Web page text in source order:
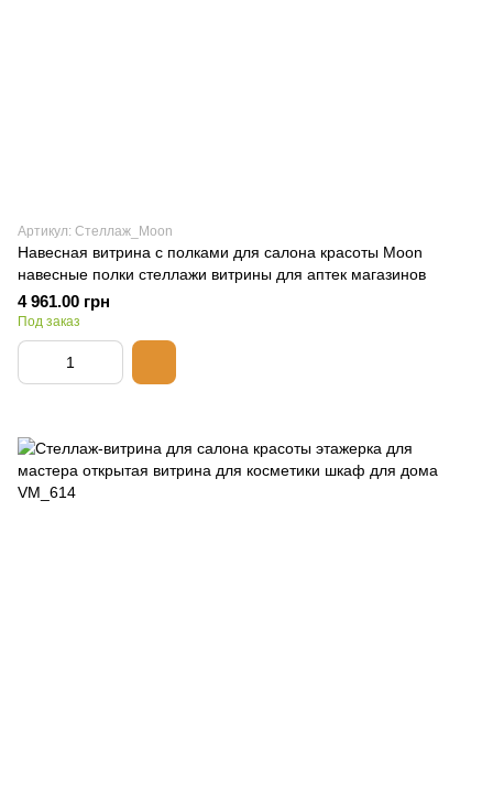
Артикул: Стеллаж_Moon
Навесная витрина с полками для салона красоты Moon
навесные полки стеллажи витрины для аптек магазинов
4 961.00 грн
Под заказ